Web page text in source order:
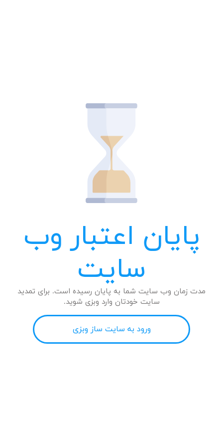
پایان اعتبار وب
سایت
مدت زمان وب سایت شما به پایان رسیده است. برای تمدید
سایت خودتان وارد وبزی شوید.
ورود به سایت ساز وبزی